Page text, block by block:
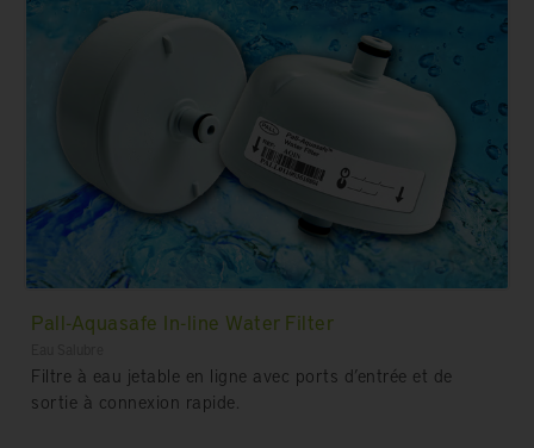
Pall-Aquasafe In-line Water Filter
Filtre à eau jetable en ligne avec ports d’entrée et de
sortie à connexion rapide.